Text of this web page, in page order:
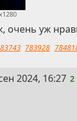
очень уж
783928
2024, 16:27 2